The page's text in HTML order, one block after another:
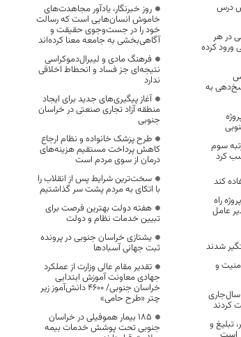
تاکنون ۷۶ کلاس درس
در هر
ورود کرده
به
اجرایی و بهره برداری از 164 پروژه
سوم
کرد
کند
راه
عامل
شدند
و
نخست سال‌جاری
کردند
تبلیغ و
روز خبرنگار، یادآور مجاهدت‌های
خاموش انسان‌هایی است که رسالت
خود را در جست‌وجوی حقیقت و
آگاهی‌بخشی به جامعه معنا کرده‌اند
فرهنگ مادی و لیبرال‌دموکراسی
نتیجه‌ای جز فساد و انحطاط اخلاقی
ندارد
آغاز پیگیری‌های جدید برای ایجاد
منطقه آزاد تجاری صنعتی در خراسان
جنوبی
طرح پزشک خانواده و نظام ارجاع
کاهش پرداخت مستقیم هزینه‌های
درمان از سوی مردم است
سخت‌ترین شرایط پس از انقلاب را
با اتکای به مردم پشت سر گذاشتیم
هفته دولت بهترین فرصت برای
تبیین خدمات نظام و دولت
یشتازی خراسان جنوبی در پرونده
ثبت جهانی آسبادها
تقدیر مقام عالی وزارت از عملکرد
جهادی معاونت آموزش ابتدایی
خراسان جنوبی/ ۴۶۰۰ دانش‌آموز زیر
چتر «طرح حامی»
۱۸۵ بیمار هموفیلی در خراسان
جنوبی تحت پوشش خدمات بیمه